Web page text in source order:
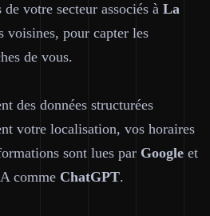
votre secteur associés à La
voisines, pour capter les
de vous.
des données structurées
votre localisation, vos horaires
sont lues par Google et
comme ChatGPT.